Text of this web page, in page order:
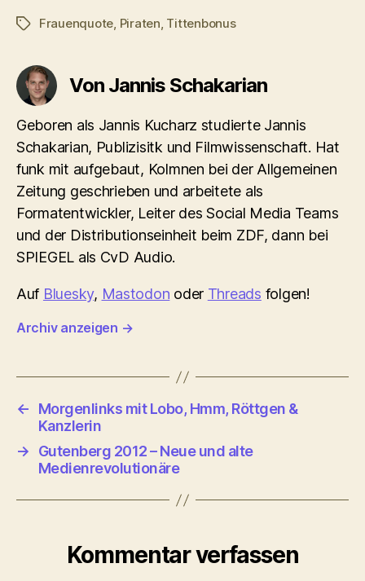
Schlagwörter
Frauenquote, Piraten, Tittenbonus
Von Jannis Schakarian
Geboren als Jannis Kucharz studierte Jannis
Schakarian, Publizisitk und Filmwissenschaft. Hat
funk mit aufgebaut, Kolmnen bei der Allgemeinen
Zeitung geschrieben und arbeitete als
Formatentwickler, Leiter des Social Media Teams
und der Distributionseinheit beim ZDF, dann bei
SPIEGEL als CvD Audio.
Auf Bluesky, Mastodon oder Threads folgen!
Archiv anzeigen →
←
Morgenlinks mit Lobo, Hmm, Röttgen &
Kanzlerin
→
Gutenberg 2012 – Neue und alte
Medienrevolutionäre
Kommentar verfassen